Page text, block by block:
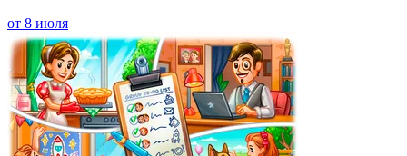
от 8 июля